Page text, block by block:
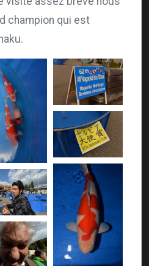
champion qui est